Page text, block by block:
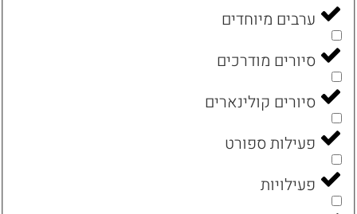
ערבים מיוחדים
סיורים מודרכים
סיורים קולינארים
פעילות ספורט
פעילויות